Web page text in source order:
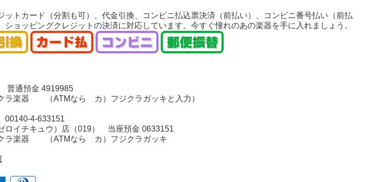
ットカード（分割も可）、代金引換、コンビニ払込票決済（前払い）、コンビニ番号払い（前払
ショッピングクレジットの決済に対応しています。今すぐ憧れのあの楽器を手に入れましょう。
普通預金 4919985
ラ楽器 （ATMなら カ）フジクラガッキと入力）
4-633151
ロイチキュウ）店（019） 当座預金 0633151
ラ楽器 （ATMなら カ）フジクラガッキ